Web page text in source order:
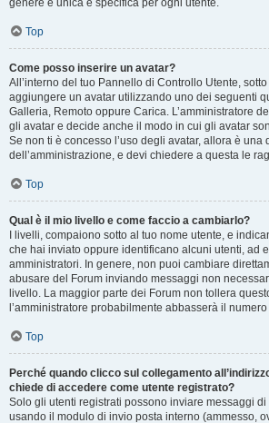
genere è unica e specifica per ogni utente.
Top
Come posso inserire un avatar?
All’interno del tuo Pannello di Controllo Utente, sotto
aggiungere un avatar utilizzando uno dei seguenti
Galleria, Remoto oppure Carica. L’amministratore
gli avatar e decide anche il modo in cui gli avatar
Se non ti è concesso l’uso degli avatar, allora è una
dell’amministrazione, e devi chiedere a questa le
Top
Qual è il mio livello e come faccio a cambiarlo?
I livelli, compaiono sotto al tuo nome utente, e
che hai inviato oppure identificano alcuni utenti, ad
amministratori. In genere, non puoi cambiare
abusare del Forum inviando messaggi non
livello. La maggior parte dei Forum non tollera
l’amministratore probabilmente abbasserà il
Top
Perché quando clicco sul collegamento
chiede di accedere come utente registrato?
Solo gli utenti registrati possono inviare messaggi di
usando il modulo di invio posta interno (ammesso,